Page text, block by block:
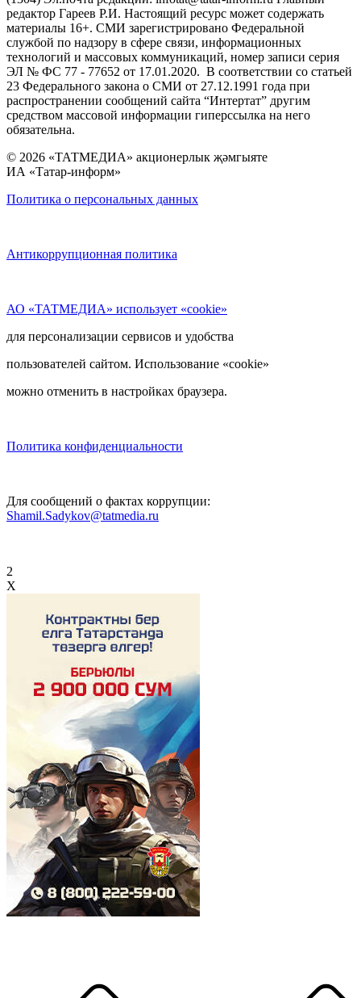
редактор Гареев Р.И. Настоящий ресурс может содержать
материалы 16+. СМИ зарегистрировано Федеральной
службой по надзору в сфере связи, информационных
технологий и массовых коммуникаций, номер записи серия
ЭЛ № ФС 77 - 77652 от 17.01.2020. В соответствии со статьей
23 Федерального закона о СМИ от 27.12.1991 года при
распространении сообщений сайта “Интертат” другим
средством массовой информации гиперссылка на него
обязательна.
© 2026 «ТАТМЕДИА» акционерлык җәмгыяте
ИА «Татар-информ»
Политика о персональных данных
Антикоррупционная политика
АО «ТАТМЕДИА» использует «cookie»
для персонализации сервисов и удобства
пользователей сайтом. Использование «cookie»
можно отменить в настройках браузера.
Политика конфиденциальности
Для сообщений о фактах коррупции:
Shamil.Sadykov@tatmedia.ru
2
X